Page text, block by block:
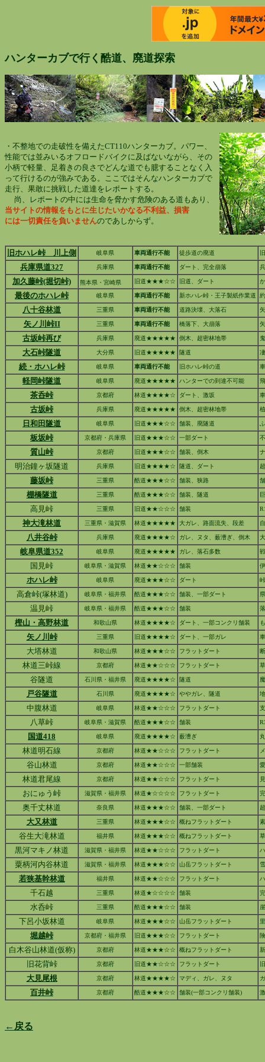
ハンターカブで行く酷道、廃道探索
・不整地での走破性を備えたCT110ハンターカブ。パワー、
性能では並みいるオフロードバイクに及ばないながら、その
小柄で軽量、足着きの良さでどんな道でも臆することなく入
って行けるのが強みである。ここではそんなハンターカブで
走行、果敢に挑戦した道達をレポートする。
尚、レポートの中には生命を脅かす危険のある道もあり、
当サイトの情報をもとに生じたいかなる不利益、損害
には一切責任を負いませんのであしからず。
旧ホハレ峠 川上側 岐阜県 車両通行不能 徒歩道の廃道
兵庫県道327 兵庫県 車両通行不能 ダート、完全崩落
加久藤峠(堀切峠) 熊本県・宮崎県 旧道★★★☆☆ 旧道、ダート
最後のホハレ峠 岐阜県 車両通行不能 新ホハレ峠・王子製紙作業道
八十谷林道 三重県 車両通行不能 道路決壊、大落石
矢ノ川峠II 三重県 車両通行不能 橋落下、大崩落
古坂峠再び 兵庫県 廃道★★★★★ 倒木、超密林地帯
大石峠隧道 大分県 旧道★★★★★ 隧道
続・ホハレ峠 岐阜県 車両通行不能 旧ホハレ峠の道
軽岡峠隧道 岐阜県 廃道★★★★★ ハンターでの到達不可能
茶呑峠 京都府 林道★★★★☆ ダート、激坂
古坂峠 兵庫県 廃道★★★★★ 倒木、超密林地帯
日和田隧道 岐阜県 旧道★★★☆☆ 舗装、廃隧道
板坂峠 京都府・兵庫県 旧道★★★☆☆ 一部ダート
質山峠 京都府 旧道★★★☆☆ 舗装、倒木
明治鐘ヶ坂隧道 兵庫県 旧道★★★★☆ 隧道、ダート
藤坂峠 三重県 酷道★★★☆☆ 舗装、狭路
棚橋隧道 三重県 酷道★★★☆☆ 舗装、隧道
高見峠 三重県 旧道★★☆☆☆ 舗装
神大滝林道 三重県・滋賀県 林道★★★★★ 大ガレ、路面流失、段差
八井谷峠 兵庫県 廃道★★★★☆ ガレ、ヌタ、薮漕ぎ、倒木
岐阜県道352 岐阜県 廃道★★★★★ ガレ、落石多数
国見峠 岐阜県・滋賀県 林道★★☆☆☆ 舗装
ホハレ峠 岐阜県 廃道★★★☆☆ ダート
高倉峠(塚林道) 岐阜県・福井県 酷道★★★☆☆ 舗装、一部ダート
温見峠 岐阜県・福井県 酷道★★★☆☆ 舗装
樫山・高野林道 和歌山県 林道★★★★☆ ダート、一部コンクリ舗装
矢ノ川峠 三重県 旧道★★★★☆ ダート、一部ガレ
大塔林道 和歌山県 林道★★★☆☆ フラットダート
林道三峠線 京都府 林道★★☆☆☆ フラットダート
谷隧道 石川県・福井県 廃道★★★★☆ 隧道
戸谷隧道 石川県 廃道★★★★☆ ややガレ、隧道
中腹林道 岐阜県 林道★★☆☆☆ フラットダート
八草峠 岐阜県・滋賀県 酷道★★★☆☆ 舗装
国道418 岐阜県 廃道★★★★☆ 薮漕ぎ
林道明石線 京都府 林道★★☆☆☆ フラットダート
谷山林道 京都府 林道★★☆☆☆ 一部舗装
林道君尾線 京都府 林道★★☆☆☆ フラットダート
おにゅう峠 滋賀県・福井県 林道★☆☆☆☆ フラットダート
奥千丈林道 奈良県 林道★★★☆☆ 舗装、一部ダート
大又林道 三重県 林道★★★☆☆ 概ねフラットダート
谷生大滝林道 福井県 林道★★★☆☆ 概ねフラットダート
黒河マキノ林道 滋賀県・福井県 林道★★☆☆☆ フラットダート
粟柄河内谷林道 滋賀県・福井県 林道★★★☆☆ 山岳フラットダート
若狭基幹林道 福井県 林道★★☆☆☆ フラットダート
千石越 三重県 林道★☆☆☆☆ 舗装
水呑峠 三重県 酷道★★★☆☆ 舗装
下呂小坂林道 岐阜県 林道★★★☆☆ 山岳フラットダート
堀越峠 京都府・福井県 旧道★★★☆☆ フラットダート
白木谷山林道(仮称) 京都府 林道★★★☆☆ 概ねフラットダート
旧花背峠 京都府 旧道★★☆☆☆ フラットダート
大見尾根 京都府 林道★★★★☆ マディ、ガレ、ヌタ
百井峠 京都府 酷道★★★☆☆ 舗装(一部コンクリ舗装)
←戻る